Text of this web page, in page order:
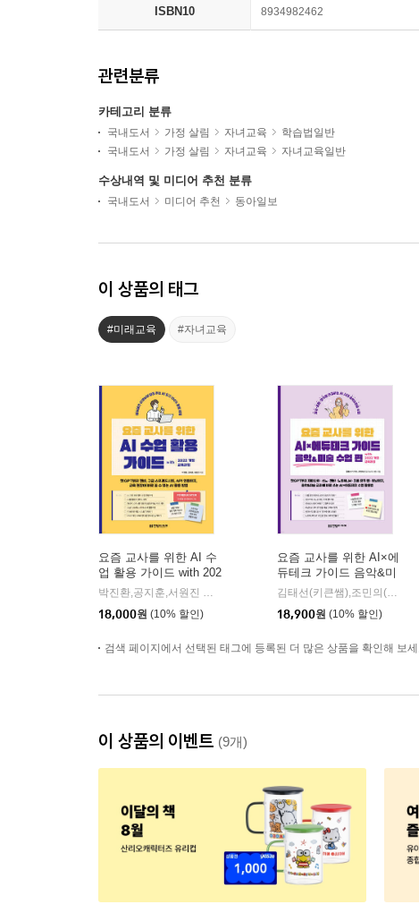
ISBN10 8934982462
관련분류
카테고리 분류
국내도서 가정 살림 자녀교육
학습법일반
국내도서
가정 살림 자녀교육 자녀교육일반
수상내역 및 미디어 추천 분류
국내도서 미디어 추천 동아일보
이 상품의 태그
#미래교육 #자녀교육
요즘 교사를 위한 AI 수
업 활용 가이드 with 202
2 개정 교육과정
박진환,공지훈,서원진 공저
한빛미디어
18,000원 (10% 할인)
요즘 교사를 위한 AI×에
듀테크 가이드 음악&미
술 수업 편 with 2022 개김태선(키큰쌤),조민의(인공지능미니쌤) 저
18,900원 (10% 할인)
검색 페이지에서 선택된 태그에 등록된 더 많은 상품을 확인해 보
이 상품의 이벤트 (9개)